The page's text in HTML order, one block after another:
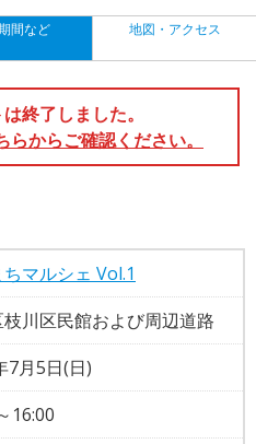
間など 地図・アクセス
終了しました。
からご確認ください。
ちマルシェ Vol.1
川区民館および周辺道路
7月5日(日)
16:00